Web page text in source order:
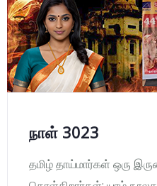
நாள் 3023
தமிழ் தாய்மார்கள் ஒரு